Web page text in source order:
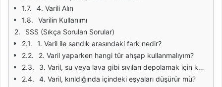
4. Varili Alın
Varilin Kullanımı
SSS (Sıkça Sorulan Sorular)
1. Varil ile sandık arasındaki fark nedir?
2. Varil yaparken hangi tür ahşap kullanmalıyım?
3. Varil, su veya lava gibi sıvıları depolamak için kullanılabilir mi?
4. Varil, kırıldığında içindeki eşyaları düşürür mü?